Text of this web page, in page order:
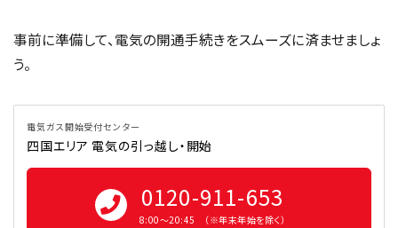
事前に準備して、電気の開通手続きをスムーズに済ませましょ
う。
電気ガス開始受付センター
四国エリア 電気の引っ越し・開始
0120-911-653
8:00〜20:45 （※年末年始を除く）